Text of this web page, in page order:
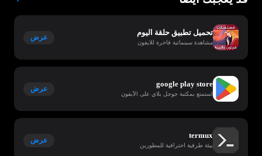
تحميل تطبيق حلقة اليوم
مشاهدة سينمائية فاخرة للايفون
عرض
google play store
استمتع بمكتبة جوجل بلاي على الآيفون
عرض
termux
بيئة طرفية احترافية للمطورين
عرض